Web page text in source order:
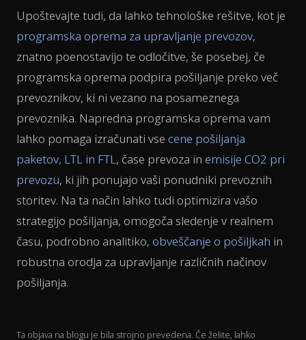
Upoštevajte tudi, da lahko tehnološke rešitve, kot je
programska oprema za upravljanje prevozov,
znatno poenostavijo te odločitve, še posebej, če
programska oprema podpira pošiljanje preko več
prevoznikov, ki ni vezano na posameznega
prevoznika. Napredna programska oprema vam
lahko pomaga izračunati vse cene pošiljanja
paketov, LTL in FTL, čase prevoza in emisije CO2 pri
prevozu, ki jih ponujajo vaši ponudniki prevoznih
storitev. Na ta način lahko tudi optimizira vašo
strategijo pošiljanja, omogoča sledenje v realnem
času, podrobno analitiko, obveščanje o pošiljkah in
robustna orodja za upravljanje različnih načinov
pošiljanja.
Ta objava na blogu je bila strojno prevedena. Če želite, lahko